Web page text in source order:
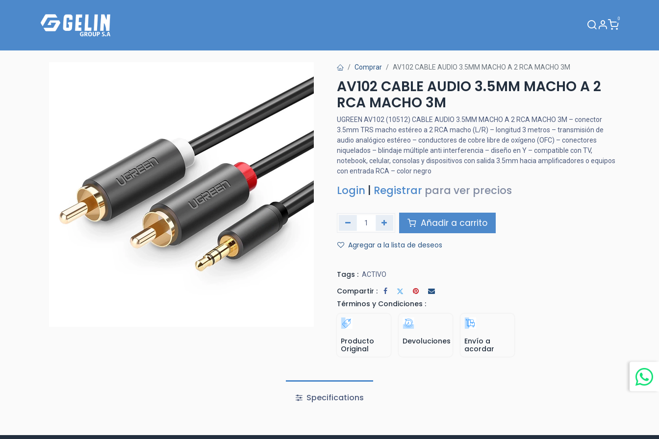
0
Comprar AV102 CABLE AUDIO 3.5MM MACHO A 2 RCA MACHO 3M
AV102 CABLE AUDIO 3.5MM MACHO A 2
RCA MACHO 3M
UGREEN AV102 (10512) CABLE AUDIO 3.5MM MACHO A 2 RCA MACHO 3M – conector
3.5mm TRS macho estéreo a 2 RCA macho (L/R) – longitud 3 metros – transmisión de
audio analógico estéreo – conductores de cobre libre de oxígeno (OFC) – conectores
niquelados – blindaje múltiple anti interferencia – diseño en Y – compatible con TV,
notebook, celular, consolas y dispositivos con salida 3.5mm hacia amplificadores o equipos
con entrada RCA – color negro
Login Registrar para ver precios
Añadir a carrito
Agregar a la lista de deseos
Tags : ACTIVO
Compartir :
Términos y Condiciones :
Producto
Original
Devoluciones
Envío a
acordar
Specifications